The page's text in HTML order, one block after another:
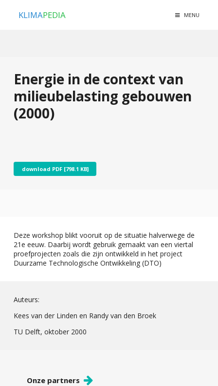
KLIMAPEDIA MENU
Energie in de context van
milieubelasting gebouwen
(2000)
download PDF [798.1 KB]
Deze workshop blikt vooruit op de situatie halverwege de
21e eeuw. Daarbij wordt gebruik gemaakt van een viertal
proefprojecten zoals die zijn ontwikkeld in het project
Duurzame Technologische Ontwikkeling (DTO)
Auteurs:
Kees van der Linden en Randy van den Broek
TU Delft, oktober 2000
Onze partners